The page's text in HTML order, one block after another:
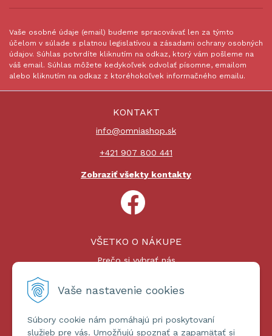
Vaše nastavenie cookies
Súbory cookie nám pomáhajú pri poskytovaní
služieb pre vás. Umožňujú spoznať a zapamätať si
Vaše osobné údaje (email) budeme spracovávať len za týmto
účelom v súlade s platnou legislatívou a zásadami ochrany osobných
údajov. Súhlas potvrdíte kliknutím na odkaz, ktorý vám pošleme na
váš email. Súhlas môžete kedykoľvek odvolať písomne, emailom
alebo kliknutím na odkaz z ktoréhokoľvek informačného emailu.
KONTAKT
info@omniashop.sk
+421 907 800 441
Zobraziť všekty kontakty
VŠETKO O NÁKUPE
Prečo si vybrať nás
Platby a doprava
ĎALŠIE INFORMÁCIE